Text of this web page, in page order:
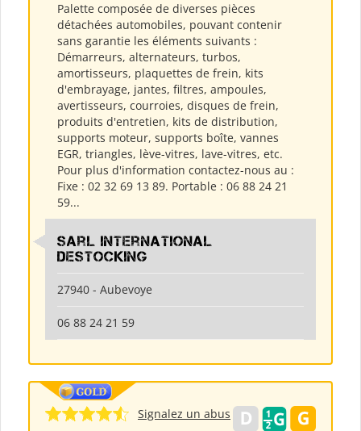
Palette composée de diverses pièces
détachées automobiles, pouvant contenir
sans garantie les éléments suivants :
Démarreurs, alternateurs, turbos,
amortisseurs, plaquettes de frein, kits
d'embrayage, jantes, filtres, ampoules,
avertisseurs, courroies, disques de frein,
produits d'entretien, kits de distribution,
supports moteur, supports boîte, vannes
EGR, triangles, lève-vitres, lave-vitres, etc.
Pour plus d'information contactez-nous au :
Fixe : 02 32 69 13 89. Portable : 06 88 24 21
59...
Sarl International
Destocking
27940 - Aubevoye
06 88 24 21 59
Signalez un abus